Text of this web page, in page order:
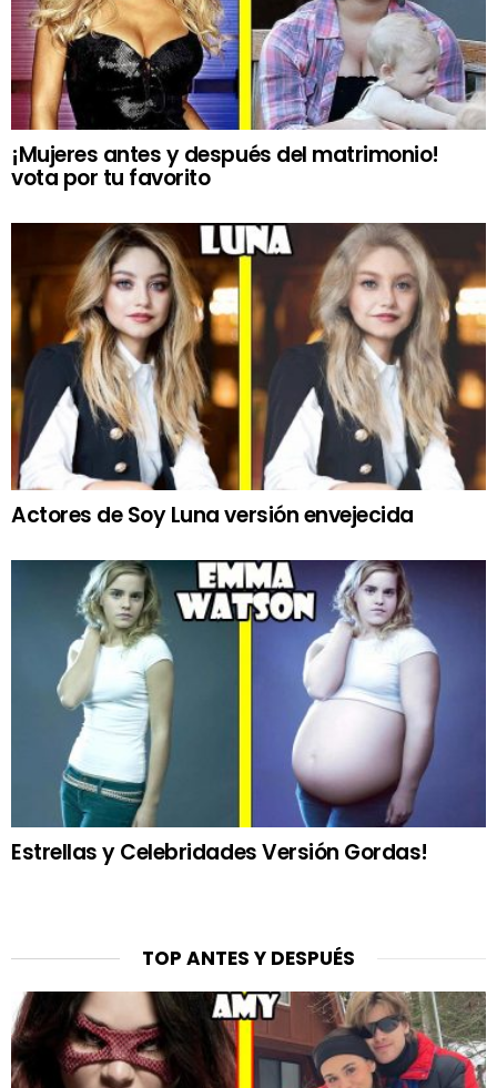
¡Mujeres antes y después del matrimonio!
vota por tu favorito
Actores de Soy Luna versión envejecida
Estrellas y Celebridades Versión Gordas!
TOP ANTES Y DESPUÉS